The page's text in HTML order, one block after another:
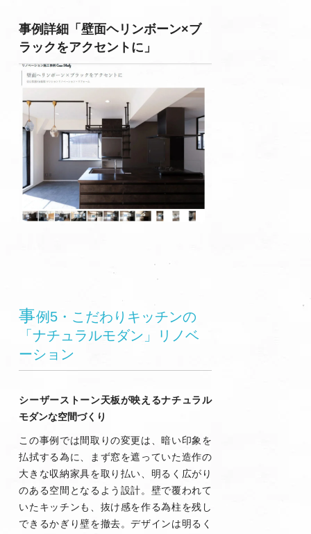
事例詳細「壁面ヘリンボーン×ブ
ラックをアクセントに」
事例5・こだわりキッチンの
「ナチュラルモダン」リノベ
ーション
シーザーストーン天板が映えるナチュラル
モダンな空間づくり
この事例では間取りの変更は、暗い印象を
払拭する為に、まず窓を遮っていた造作の
大きな収納家具を取り払い、明るく広がり
のある空間となるよう設計。壁で覆われて
いたキッチンも、抜け感を作る為柱を残し
できるかぎり壁を撤去。デザインは明るく